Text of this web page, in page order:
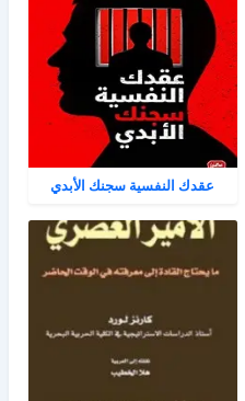
عقدك النفسية سجنك الأبدي